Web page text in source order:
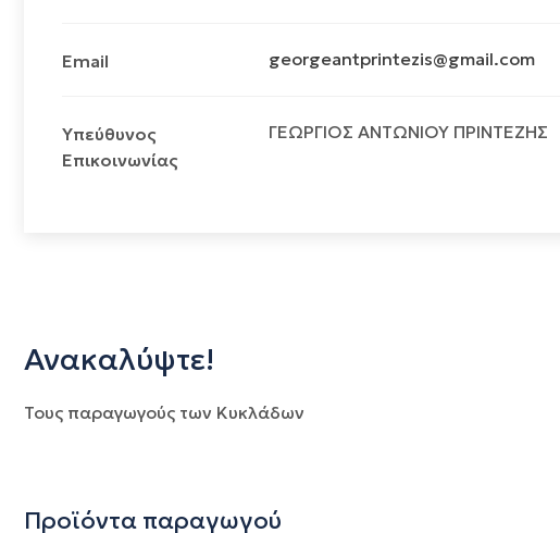
Email georgeantprintezis@gmail.com
Υπεύθυνος
Επικοινωνίας
ΓΕΩΡΓΙΟΣ ΑΝΤΩΝΙΟΥ ΠΡΙΝΤΕΖΗΣ
Ανακαλύψτε!
Τους παραγωγούς των Κυκλάδων
Προϊόντα παραγωγού